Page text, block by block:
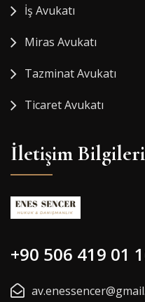
İş Avukatı
Miras Avukatı
Tazminat Avukatı
Ticaret Avukatı
İletişim Bilgileri
+90 506 419 01